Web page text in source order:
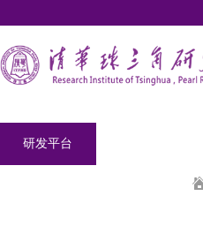
研发平台